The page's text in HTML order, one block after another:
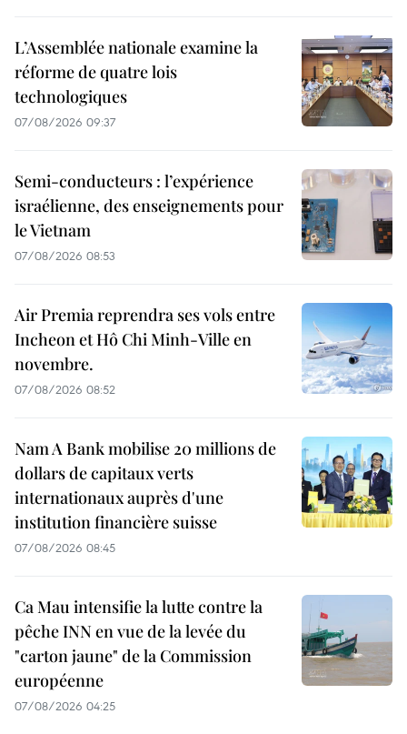
L’Assemblée nationale examine la
réforme de quatre lois
technologiques
07/08/2026 09:37
Semi-conducteurs : l’expérience
israélienne, des enseignements pour
le Vietnam
07/08/2026 08:53
Air Premia reprendra ses vols entre
Incheon et Hô Chi Minh-Ville en
novembre.
07/08/2026 08:52
Nam A Bank mobilise 20 millions de
dollars de capitaux verts
internationaux auprès d'une
institution financière suisse
07/08/2026 08:45
Ca Mau intensifie la lutte contre la
pêche INN en vue de la levée du
"carton jaune" de la Commission
européenne
07/08/2026 04:25